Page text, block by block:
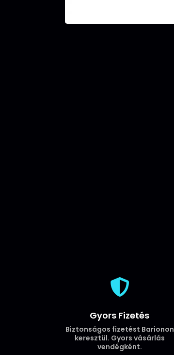

Gyors Fizetés
Biztonságos fizetést Barionon
keresztül. Gyors vásárlás
vendégként.